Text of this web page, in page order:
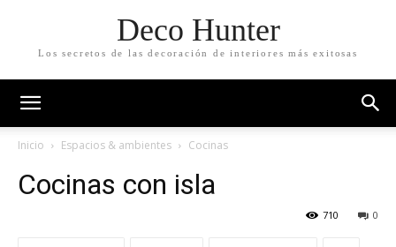
Deco Hunter
Los secretos de las decoración de interiores más exitosas
Inicio Espacios & ambientes Cocinas
Cocinas con isla
0
710